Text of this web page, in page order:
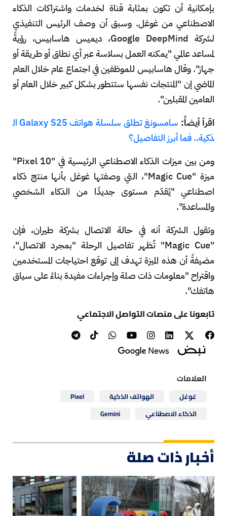
بإمكانية أن تكون بمثابة قناة لخدمات واشتراكات الذكاء
الاصطناعي من غوغل. وسبق أن وصف الرئيس التنفيذي
لشركة Google DeepMind، ديميس هاسابيس، رؤيةً
لمساعد عالمي "يمكنه العمل بسلاسة عبر أي نطاق أو طريقة أو
جهاز". وقال هاسابيس للموظفين في اجتماع عام خلال العام
الماضي إن "المنتجات نفسها ستتطور بشكل كبير خلال العام أو
العامين المقبلين".
اقرأ أيضاً:
سامسونغ تطلق سلسلة هواتف Galaxy S25 ال
ذكية.. فما أبرز التفاصيل؟
ومن بين ميزات الذكاء الاصطناعي الرئيسية في "Pixel 10"
ميزة "Magic Cue"، التي وصفتها غوغل بأنها منتج ذكاء
اصطناعي "يُقدّم مستوى جديدًا من الذكاء الشخصي
والمساعدة".
وتقول الشركة أنه في حالة الاتصال بشركة طيران، فإن
"Magic Cue" تُظهر تفاصيل الرحلة "بمجرد الاتصال"،
مضيفةً أن هذه الميزة تهدف إلى توقع احتياجات المستخدمين
واقتراح "معلومات ذات صلة وإجراءات مفيدة بناءً على سياق
هاتفك".
تابعونا على منصات التواصل الاجتماعي
العلامات
غوغل الهواتف الذكية
Pixel
الذكاء الاصطناعي
Gemini
أخبار ذات صلة